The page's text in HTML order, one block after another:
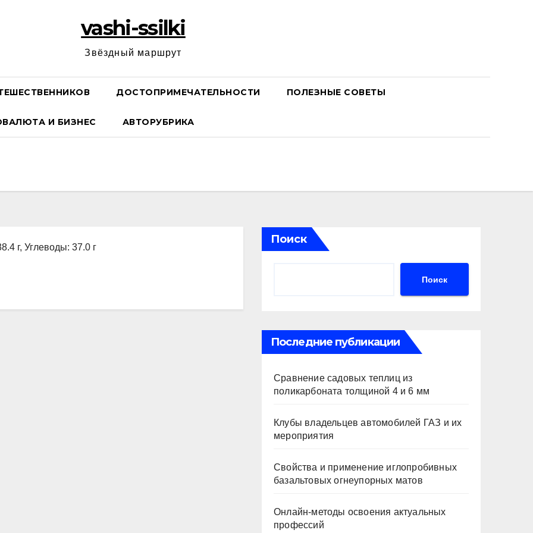
vashi-ssilki
Звёздный маршрут
ДОСТОПРИМЕЧАТЕЛЬНОСТИ ПОЛЕЗНЫЕ СОВЕТЫ
И БИЗНЕС АВТОРУБРИКА
г, Углеводы: 37.0 г
Поиск
Поиск
Последние публикации
Сравнение садовых теплиц из
поликарбоната толщиной 4 и 6 мм
Клубы владельцев автомобилей ГАЗ и их
мероприятия
Свойства и применение иглопробивных
базальтовых огнеупорных матов
Онлайн-методы освоения актуальных
профессий